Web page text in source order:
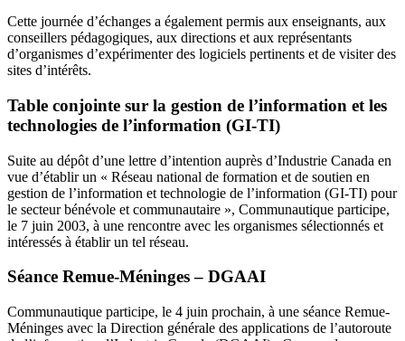
Cette journée d’échanges a également permis aux enseignants, aux
conseillers pédagogiques, aux directions et aux représentants
d’organismes d’expérimenter des logiciels pertinents et de visiter des
sites d’intérêts.
Table conjointe sur la gestion de l’information et les
technologies de l’information (GI-TI)
Suite au dépôt d’une lettre d’intention auprès d’Industrie Canada en
vue d’établir un « Réseau national de formation et de soutien en
gestion de l’information et technologie de l’information (GI-TI) pour
le secteur bénévole et communautaire », Communautique participe,
le 7 juin 2003, à une rencontre avec les organismes sélectionnés et
intéressés à établir un tel réseau.
Séance Remue-Méninges – DGAAI
Communautique participe, le 4 juin prochain, à une séance Remue-
Méninges avec la Direction générale des applications de l’autoroute